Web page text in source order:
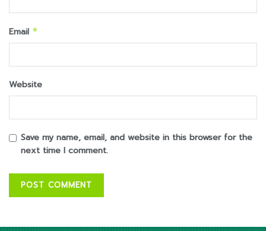
Email *
Website
Save my name, email, and website in this browser for the
next time I comment.